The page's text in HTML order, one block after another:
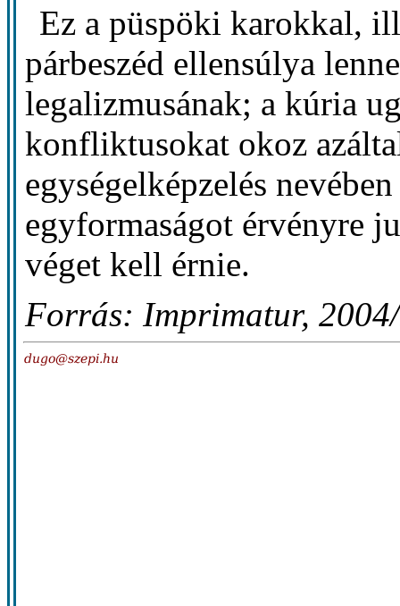
Ez a püspöki karokkal,
párbeszéd ellensúlya
legalizmusának; a kúria
konfliktusokat okoz
egységelképzelés
egyformaságot érvényre
véget kell érnie.
Forrás: Imprimatur,